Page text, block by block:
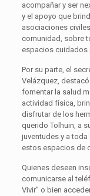
acompañar y ser
y el apoyo que
asociaciones
comunidad, sobre
espacios cuidados
Por su parte, el
Velázquez,
fomentar la salud
actividad física,
disfrutar de los
querido Tolhuin, a
juventudes y a
estos espacios de
Quienes deseen
comunicarse al
Vivir” o bien